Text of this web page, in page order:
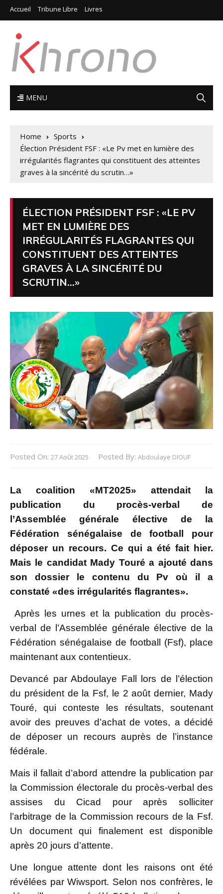
Accueil Tribune Libre Livres
MENU
Home
Sports
Élection Président FSF : «Le Pv met en lumière des
irrégularités flagrantes qui constituent des atteintes
graves à la sincérité du scrutin…»
ÉLECTION PRÉSIDENT FSF : «LE PV
MET EN LUMIÈRE DES
IRRÉGULARITÉS FLAGRANTES QUI
CONSTITUENT DES ATTEINTES
GRAVES À LA SINCÉRITÉ DU
SCRUTIN…»
Posted On: 27 Août 2025 Posted By: Abdoulaye DIOUF
La coalition «MT2025» attendait la
publication du procès-verbal de
l’Assemblée générale élective de la
Fédération sénégalaise de football pour
déposer un recours. Ce qui a été fait hier.
Mais le candidat Mady Touré a ajouté dans
son dossier le contenu du Pv où il a
constaté «des irrégularités flagrantes».
Après les urnes et la publication du procès-
verbal de l’Assemblée générale élective de la
Fédération sénégalaise de football (Fsf), place
maintenant aux contentieux.
Devancé par Abdoulaye Fall lors de l’élection
du président de la Fsf, le 2 août dernier, Mady
Touré, qui conteste les résultats, soutenant
avoir des preuves d’achat de votes, a décidé
de déposer un recours auprès de l’instance
fédérale.
Mais il fallait d’abord attendre la publication par
la Commission électorale du procès-verbal des
assises du Cicad pour après solliciter
l’arbitrage de la Commission recours de la Fsf.
Un document qui finalement est disponible
après 20 jours d’attente.
Une longue attente dont les raisons ont été
révélées par Wiwsport. Selon nos confrères, le